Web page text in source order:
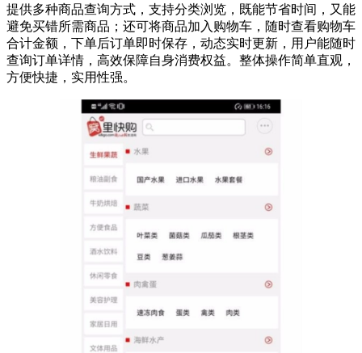
提供多种商品查询方式，支持分类浏览，既能节省时间，又能
避免买错所需商品；还可将商品加入购物车，随时查看购物车
合计金额，下单后订单即时保存，动态实时更新，用户能随时
查询订单详情，高效保障自身消费权益。整体操作简单直观，
方便快捷，实用性强。